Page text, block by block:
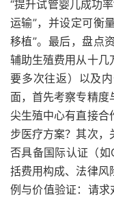
“提升试管婴儿成功
运输”，并设定可衡
移植”。最后，盘点
辅助生殖费用从十几
要多次往返）以及
面，首先考察专精度
尖生殖中心有直接合
步医疗方案？其次，
否具备国际认证（
括费用构成、法律风
例与价值验证：请求